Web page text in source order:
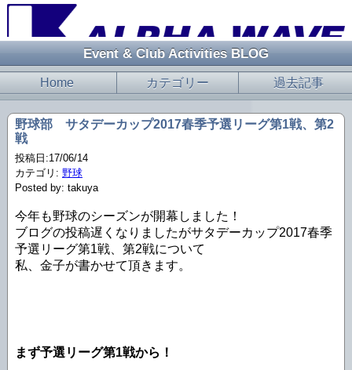
Event & Club Activities BLOG
Home カテゴリー 過去記事
野球部 サタデーカップ2017春季予選リーグ第1戦、第2
戦
投稿日:17/06/14
カテゴリ: 野球
Posted by: takuya
今年も野球のシーズンが開幕しました！
ブログの投稿遅くなりましたがサタデーカップ2017春季
予選リーグ第1戦、第2戦について
私、金子が書かせて頂きます。
まず予選リーグ第1戦から！